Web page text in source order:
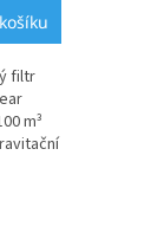
filtr
m³